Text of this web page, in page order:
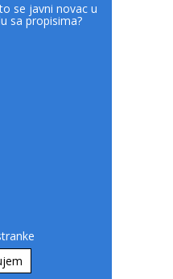
se javni novac u
sa propisima?